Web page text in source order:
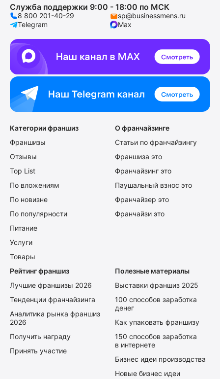
Служба поддержки 9:00 - 18:00 по МСК
8 800 201-40-29
sp@businessmens.ru
Telegram
Max
Категории франшиз
Франшизы
Отзывы
Top List
По вложениям
По новизне
По популярности
Питание
Услуги
Товары
О франчайзинге
Статьи по франчайзингу
Франшиза это
Франчайзинг это
Паушальный взнос это
Франчайзер это
Франчайзи это
Рейтинг франшиз
Лучшие франшизы 2026
Тенденции франчайзинга
Аналитика рынка франшиз
2026
Получить награду
Принять участие
Полезные материалы
Выставки франшиз 2025
100 способов заработка
денег
Как упаковать франшизу
150 способов заработка
в интернете
Бизнес идеи производства
Новые бизнес идеи